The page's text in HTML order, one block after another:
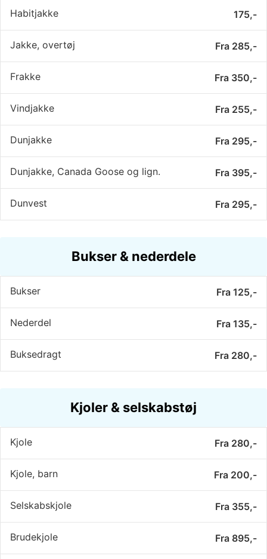
Habitjakke 175,-
Jakke, overtøj Fra 285,-
Frakke Fra 350,-
Vindjakke Fra 255,-
Dunjakke Fra 295,-
Dunjakke, Canada Goose og lign. Fra 395,-
Dunvest Fra 295,-
Bukser & nederdele
Bukser Fra 125,-
Nederdel Fra 135,-
Buksedragt Fra 280,-
Kjoler & selskabstøj
Kjole Fra 280,-
Kjole, barn Fra 200,-
Selskabskjole Fra 355,-
Brudekjole Fra 895,-